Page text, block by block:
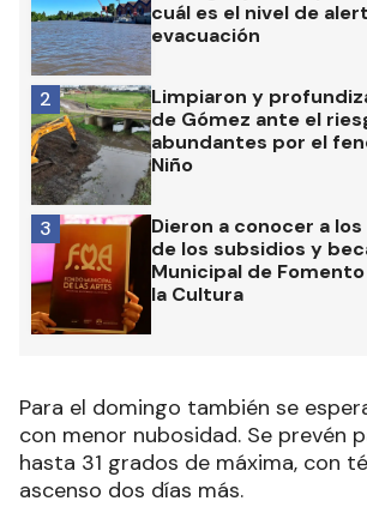
cuál es el nivel de
evacuación
Limpiaron y
de Gómez ante el
abundantes por el
Niño
2
Dieron a conocer a
de los subsidios y
Municipal de
la Cultura
3
Para el domingo también se
con menor nubosidad. Se prevén
hasta 31 grados de máxima, con
ascenso dos días más.